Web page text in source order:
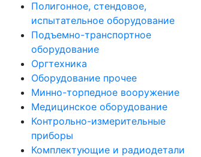
Полигонное, стендовое,
испытательное оборудование
Подъемно-транспортное
оборудование
Оргтехника
Оборудование прочее
Минно-торпедное вооружение
Медицинское оборудование
Контрольно-измерительные
приборы
Комплектующие и радиодетали